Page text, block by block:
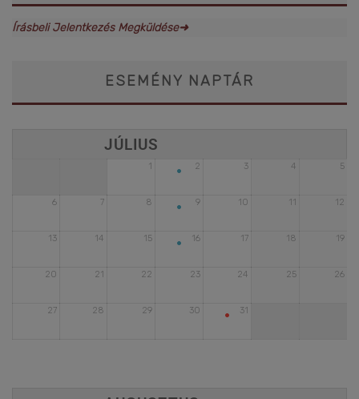
Írásbeli Jelentkezés Megküldése➜
ESEMÉNY NAPTÁR
1 2
• 3 4 5
6 7 8 9
• 10 11 12
13 14 15 16
• 17 18 19
20 21 22 23 24 25 26
27 28 29 30 31
•